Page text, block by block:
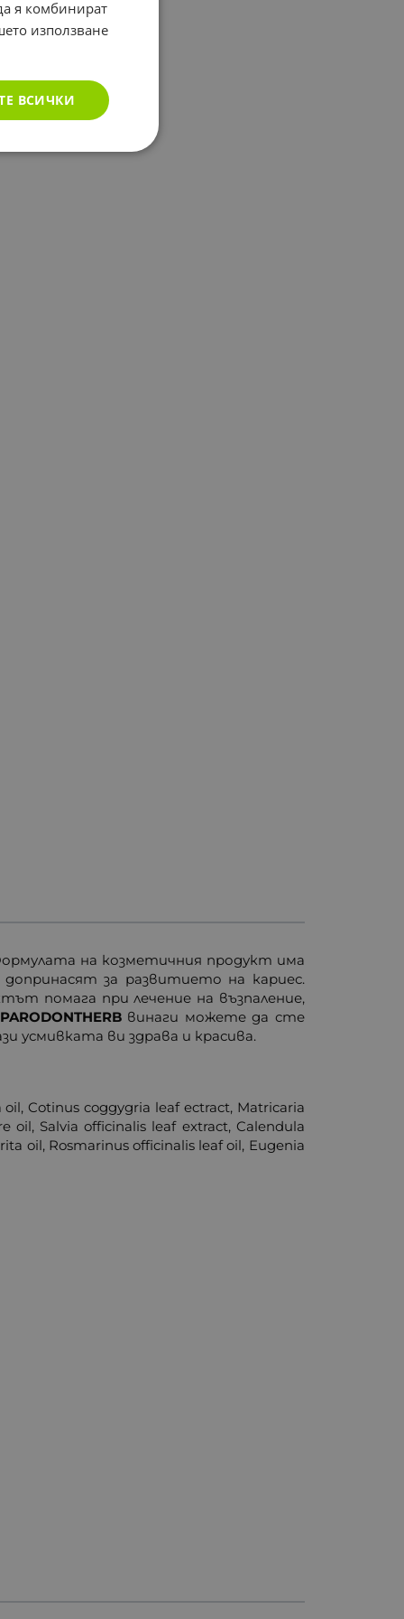
на козметичния продукт има
за развитието на кариес.
помага при лечение на възпаление,
винаги можете да сте
усмивката ви здрава и красива.
Cotinus coggygria leaf ectract, Matricaria
oil, Salvia officinalis leaf extract, Calendula
oil, Rosmarinus officinalis leaf oil, Eugenia
я комбинират
използване
ВСИЧКИ